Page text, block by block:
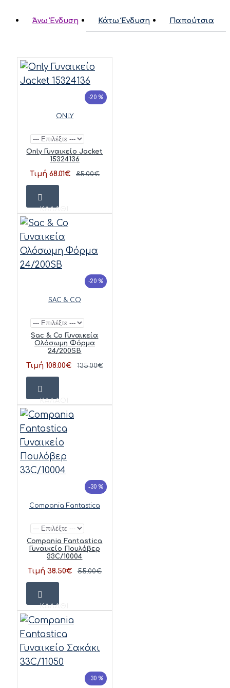
Άνω Ένδυση Κάτω Ένδυση Παπούτσια
-20 %
ONLY
Only Γυναικείο Jacket
15324136
Τιμή 68.01€ 85.00€
ΚΑΛΆΘΙ
-20 %
SAC & CO
Sac & Co Γυναικεία
Ολόσωμη Φόρμα
24/200SB
Τιμή 108.00€ 135.00€
ΚΑΛΆΘΙ
-30 %
Compania Fantastica
Compania Fantastica
Γυναικείο Πουλόβερ
33C/10004
Τιμή 38.50€ 55.00€
ΚΑΛΆΘΙ
-30 %